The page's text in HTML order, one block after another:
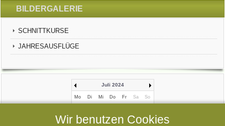
BILDERGALERIE
SCHNITTKURSE
JAHRESAUSFLÜGE
Juli 2024
Mo Di Mi Do Fr Sa So
8 9 10 11 13 14
Wir benutzen Cookies